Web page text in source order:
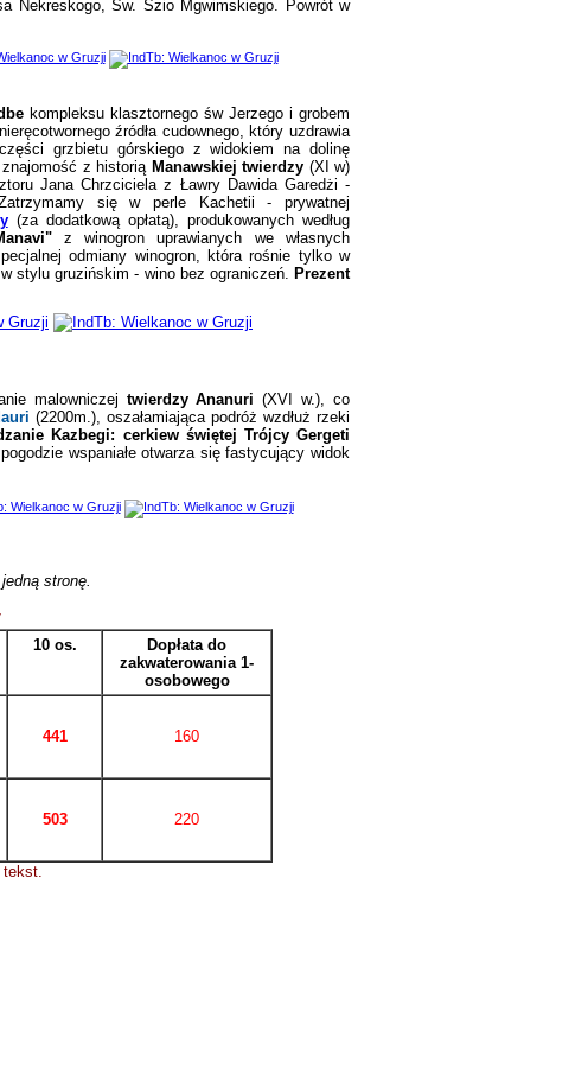
Nekreskogo, Św. Szio Mgwimskiego. Powrót w
kompleksu klasztornego św Jerzego i grobem
źródła cudownego, który uzdrawia
grzbietu górskiego z widokiem na dolinę
z historią Manawskiej twierdzy (XI w)
Jana Chrzciciela z Ławry Dawida Garedżi -
się w perle Kachetii - prywatnej
(za dodatkową opłatą), produkowanych według
z winogron uprawianych we własnych
odmiany winogron, która rośnie tylko w
stylu gruzińskim - wino bez ograniczeń. Prezent
malowniczej twierdzy Ananuri(XVI w.), co
(2200m.), oszałamiająca podróż wzdłuż rzeki
Kazbegi: cerkiew świętej Trójcy Gergeti
wspaniałe otwarza się fastycujący widok
stronę.
10 os.
Dopłata do
zakwaterowania 1-
osobowego
441 160
503 220
tekst.